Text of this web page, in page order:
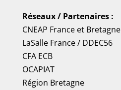
Réseaux / Partenaires :
CNEAP Franceet Bretagne
LaSalle France/ DDEC56
CFA ECB
OCAPIAT
Région Bretagne